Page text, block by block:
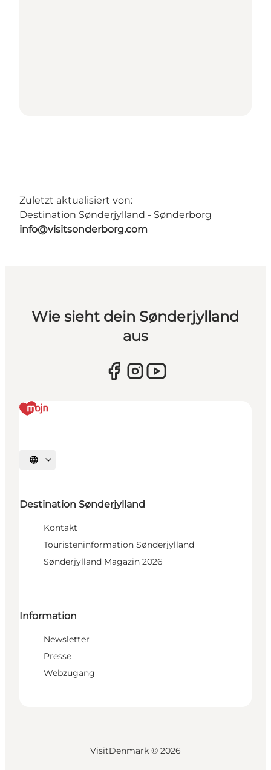
Zuletzt aktualisiert von:
Destination Sønderjylland - Sønderborg
info@visitsonderborg.com
Wie sieht dein Sønderjylland
aus
Sprache auswählen
Destination Sønderjylland
Kontakt
Touristeninformation Sønderjylland
Sønderjylland Magazin 2026
Information
Newsletter
Presse
Webzugang
VisitDenmark © 2026